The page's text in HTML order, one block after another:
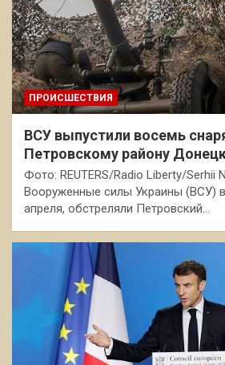
ПРОИСШЕСТВИЯ
ВСУ выпустили восемь
Петровскому району
Фото: REUTERS/Radio Liberty/Serhii
Вооруженные силы Украины (ВСУ) в
апреля, обстреляли Петровский…